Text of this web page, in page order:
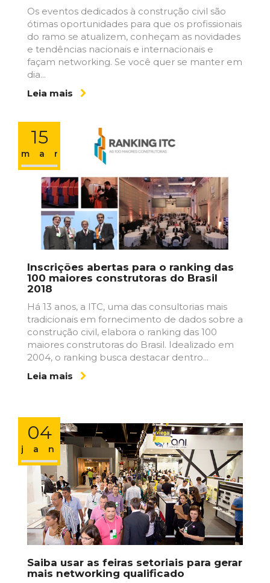
Os eventos dedicados à construção civil são
ótimas oportunidades para que os profissionais
do ramo se atualizem, conheçam as novidades
e tendências nacionais e internacionais e
façam networking. Se você quer se manter em
dia...
Leia mais
15
mar
Inscrições abertas para o ranking das
100 maiores construtoras do Brasil
2018
Há 13 anos, a ITC, uma das consultorias mais
tradicionais em fornecimento de dados sobre a
construção civil, elabora o ranking das 100
maiores construtoras do Brasil. Idealizado em
2004, o ranking busca destacar dentro...
Leia mais
04
jan
Saiba usar as feiras setoriais para gerar
mais networking qualificado